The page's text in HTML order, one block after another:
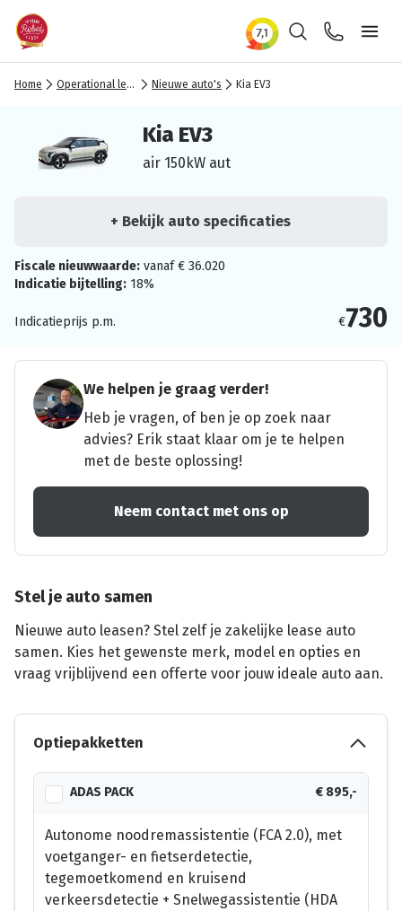
ZoekenContact
Home Operational lease Nieuwe auto's Kia EV3
Kia EV3
air 150kW aut
+ Bekijk auto specificaties
Fiscale nieuwwaarde: vanaf € 36.020
Indicatie bijtelling: 18%
Indicatieprijs p.m. €730
We helpen je graag verder!
Heb je vragen, of ben je op zoek naar
advies? Erik staat klaar om je te helpen
met de beste oplossing!
Neem contact met ons op
Stel je auto samen
Nieuwe auto leasen? Stel zelf je zakelijke lease auto
samen. Kies het gewenste merk, model en opties en
vraag vrijblijvend een offerte voor jouw ideale auto aan.
Optiepakketten
ADAS PACK € 895,-
Autonome noodremassistentie (FCA 2.0), met
voetganger- en fietserdetectie,
tegemoetkomend en kruisend
verkeersdetectie + Snelwegassistentie (HDA